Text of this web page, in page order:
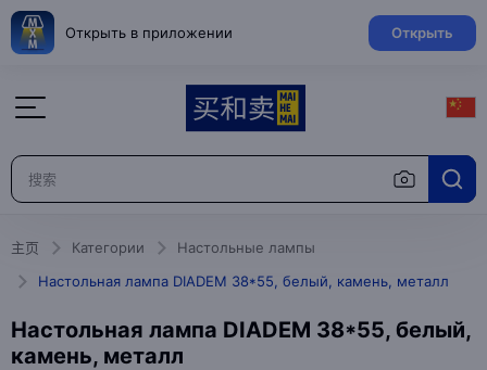
Открыть в приложении Открыть
主页 Категории
Настольные лампы
Настольная лампа DIADEM 38*55, белый, камень, металл
Настольная лампа DIADEM 38*55, белый,
камень, металл